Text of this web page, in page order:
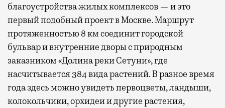
благоустройства жилых комплексов — и это
первый подобный проект в Москве. Маршрут
протяженностью 8 км соединит городской
бульвар и внутренние дворы с природным
заказником «Долина реки Сетуни», где
насчитывается 384 вида растений. В разное время
года здесь можно увидеть первоцветы, ландыши,
колокольчики, орхидеи и другие растения,